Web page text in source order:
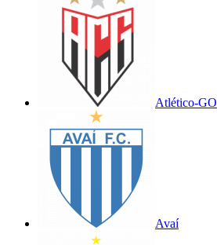
Atlético-GO
Avaí